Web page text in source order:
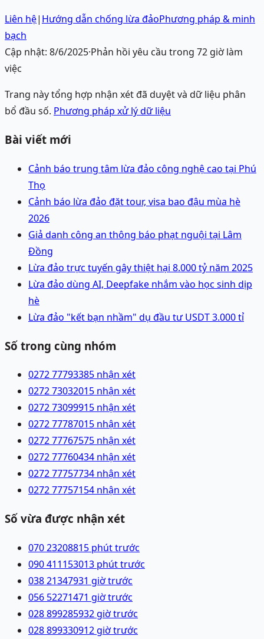
Liên hệ| Hướng dẫn chống lừa đảoPhương pháp & minh
bạch
Cập nhật: 8/6/2025·Phản hồi yêu cầu trong 72 giờ làm
việc
Trang này tổng hợp nhận xét đã duyệt và dữ liệu phân
bổ đầu số. Phương pháp xử lý dữ liệu
Bài viết mới
Cảnh báo trung tâm lừa đảo công nghệ cao tại Phú
Thọ
Cảnh báo lừa đảo đặt tour, visa bao đậu mùa hè
2026
Giả danh công an thông báo phạt nguội tại Lâm
Đồng
Lừa đảo trực tuyến gây thiệt hại 8.000 tỷ năm 2025
Lừa đảo dùng AI, Deepfake nhắm vào học sinh dịp
hè
Lừa đảo "kết bạn nhầm" dụ đầu tư USDT 3.000 tỉ
Số trong cùng nhóm
0272 77793385 nhận xét
0272 73032015 nhận xét
0272 73099915 nhận xét
0272 77787015 nhận xét
0272 77767575 nhận xét
0272 77760434 nhận xét
0272 77757734 nhận xét
0272 77757154 nhận xét
Số vừa được nhận xét
070 23208815 phút trước
090 411153013 phút trước
038 21347931 giờ trước
056 52271471 giờ trước
028 899285932 giờ trước
028 899330912 giờ trước